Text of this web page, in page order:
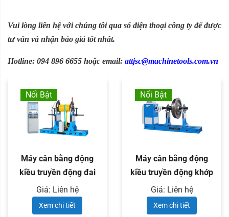
Vui lòng liên hệ với chúng tôi qua số điện thoại công ty để được
tư vấn và nhận báo giá tốt nhất.
Hotline: 094 896 6655 hoặc email: attjsc@machinetools.com.vn
Nổi Bật
Máy cân bằng động
kiều truyền động đai
series PHQ
Giá: Liên hệ
Xem chi tiết
Nổi Bật
Máy cân bằng động
kiều truyền động khớp
nối ...
Giá: Liên hệ
Xem chi tiết